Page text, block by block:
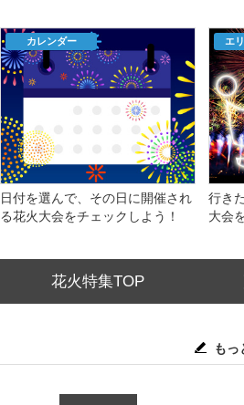
カレンダー
日付を選んで、その日に開催され
る花火大会をチェックしよう！
エ
行き
大会
花火特集TOP
もっ